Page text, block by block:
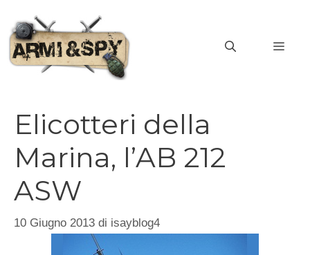
contenuto
Elicotteri della
Marina, l’AB 212
ASW
10 Giugno 2013 di isayblog4